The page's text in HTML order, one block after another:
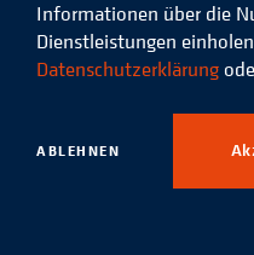
© 2026
Studieninstitut
Verwaltung e.V.
Datenschutz
Informationen über die
Dienstleistungen
Datenschutzerklärung
ABLEHNEN